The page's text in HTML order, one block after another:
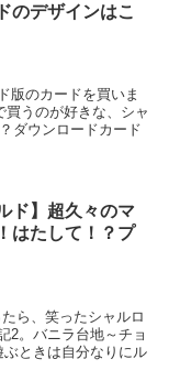
のデザインはこ
版のカードを買いま
うのが好きな、シャ
ダウンロードカード
ド】超久々のマ
はたして！？プ
ら、笑ったシャルロ
2。バニラ台地～チョ
ときは自分なりにル